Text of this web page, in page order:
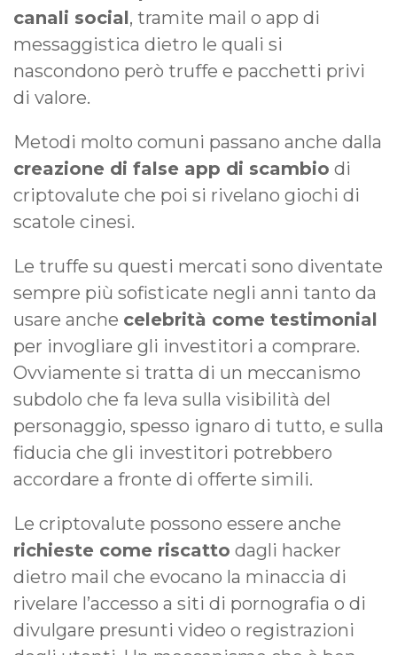
canali social, tramite mail o app di
messaggistica dietro le quali si
nascondono però truffe e pacchetti privi
di valore.
Metodi molto comuni passano anche dalla
creazione di false app di scambio di
criptovalute che poi si rivelano giochi di
scatole cinesi.
Le truffe su questi mercati sono diventate
sempre più sofisticate negli anni tanto da
usare anche celebrità come testimonial
per invogliare gli investitori a comprare.
Ovviamente si tratta di un meccanismo
subdolo che fa leva sulla visibilità del
personaggio, spesso ignaro di tutto, e sulla
fiducia che gli investitori potrebbero
accordare a fronte di offerte simili.
Le criptovalute possono essere anche
richieste come riscatto dagli hacker
dietro mail che evocano la minaccia di
rivelare l’accesso a siti di pornografia o di
divulgare presunti video o registrazioni